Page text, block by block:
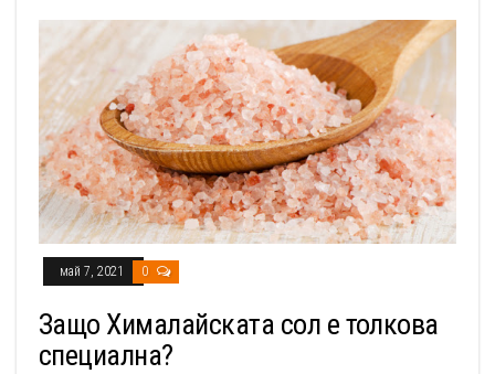
май 7, 2021 0
Защо Хималайската сол е толкова
специална?